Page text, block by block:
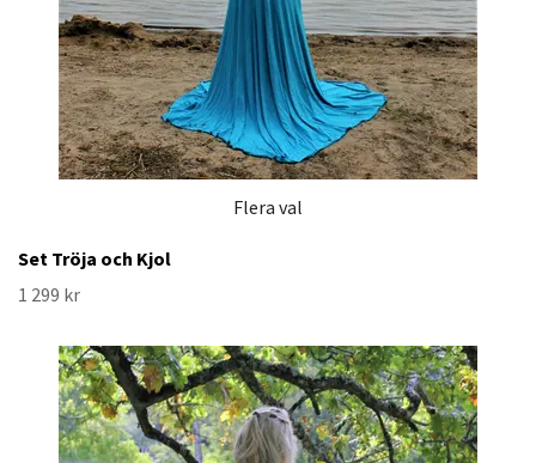
Flera val
Set Tröja och Kjol
1 299 kr